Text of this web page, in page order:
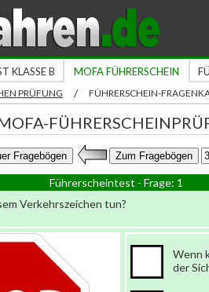
KLASSE B MOFA FÜHRERSCHEIN
PRÜFUNG / FÜHRERSCHEIN-
Führerscheintest - Frage: 1
Verkehrszeichen tun?
Wenn
der